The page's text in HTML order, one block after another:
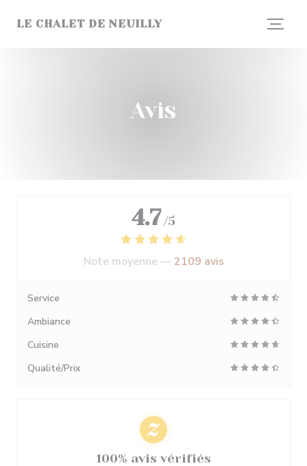
LE CHALET DE NEUILLY
Avis
4.7 /5
Note moyenne —2109 avis
Service
Ambiance
Cuisine
Qualité/Prix
100% avis vérifiés